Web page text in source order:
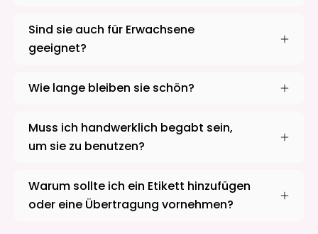
Sind sie auch für Erwachsene
geeignet?
Wie lange bleiben sie schön?
Muss ich handwerklich begabt sein,
um sie zu benutzen?
Warum sollte ich ein Etikett hinzufügen
oder eine Übertragung vornehmen?